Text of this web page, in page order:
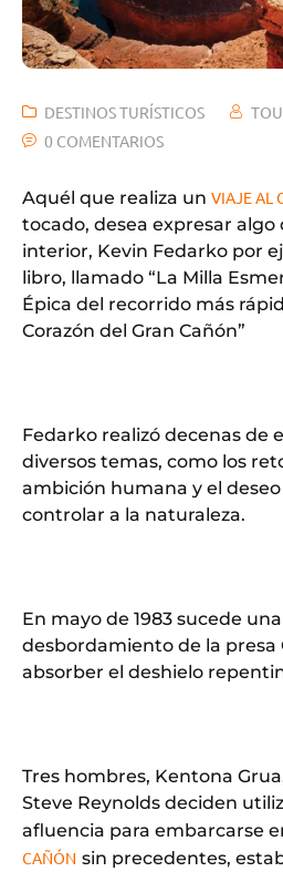
DESTINOS TURÍSTICOS
0 COMENTARIOS
Aquél que realiza un VIAJE AL
tocado, desea expresar
interior, Kevin Fedarko por
libro, llamado “La Milla
Épica del recorrido más
Corazón del Gran Cañón”
Fedarko realizó decenas de
diversos temas, como los
ambición humana y el
controlar a la naturaleza.
En mayo de 1983 sucede
desbordamiento de la presa
absorber el deshielo
Tres hombres, Kentona
Steve Reynolds deciden
afluencia para embarcarse
CAÑÓN sin precedentes,